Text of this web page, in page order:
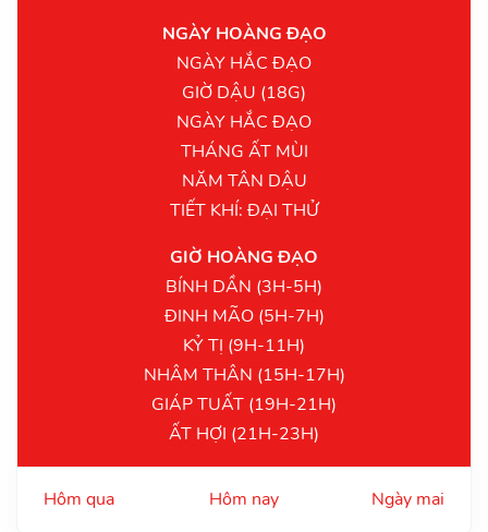
NGÀY HOÀNG ĐẠO
NGÀY HẮC ĐẠO
GIỜ DẬU (18G)
NGÀY HẮC ĐẠO
THÁNG ẤT MÙI
NĂM TÂN DẬU
TIẾT KHÍ: ĐẠI THỬ
GIỜ HOÀNG ĐẠO
BÍNH DẦN (3H-5H)
ĐINH MÃO (5H-7H)
KỶ TỊ (9H-11H)
NHÂM THÂN (15H-17H)
GIÁP TUẤT (19H-21H)
ẤT HỢI (21H-23H)
Hôm qua Hôm nay Ngày mai